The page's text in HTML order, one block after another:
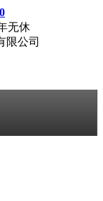
无休
限公司